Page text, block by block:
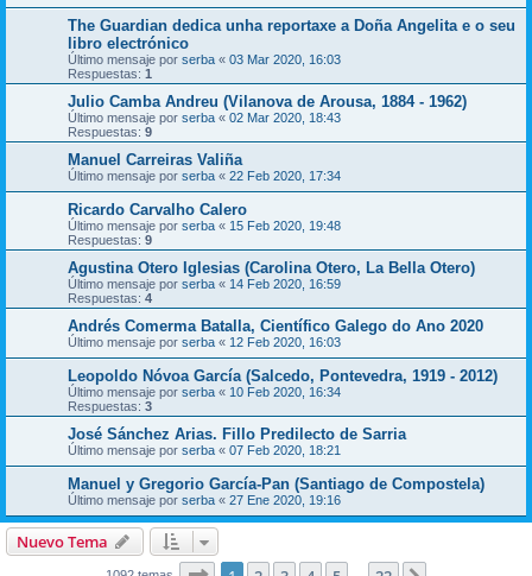
The Guardian dedica unha reportaxe a Doña Angelita e o seu
libro electrónico
Último mensaje por serba « 03 Mar 2020, 16:03
Respuestas: 1
Julio Camba Andreu (Vilanova de Arousa, 1884 - 1962)
Último mensaje por serba « 02 Mar 2020, 18:43
Respuestas: 9
Manuel Carreiras Valiña
Último mensaje por serba « 22 Feb 2020, 17:34
Ricardo Carvalho Calero
Último mensaje por serba « 15 Feb 2020, 19:48
Respuestas: 9
Agustina Otero Iglesias (Carolina Otero, La Bella Otero)
Último mensaje por serba « 14 Feb 2020, 16:59
Respuestas: 4
Andrés Comerma Batalla, Científico Galego do Ano 2020
Último mensaje por serba « 12 Feb 2020, 16:03
Leopoldo Nóvoa García (Salcedo, Pontevedra, 1919 - 2012)
Último mensaje por serba « 10 Feb 2020, 16:34
Respuestas: 3
José Sánchez Arias. Fillo Predilecto de Sarria
Último mensaje por serba « 07 Feb 2020, 18:21
Manuel y Gregorio García-Pan (Santiago de Compostela)
Último mensaje por serba « 27 Ene 2020, 19:16
Nuevo Tema